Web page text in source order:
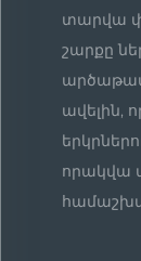
տարվա
շարքը
ավելին,
որակվա